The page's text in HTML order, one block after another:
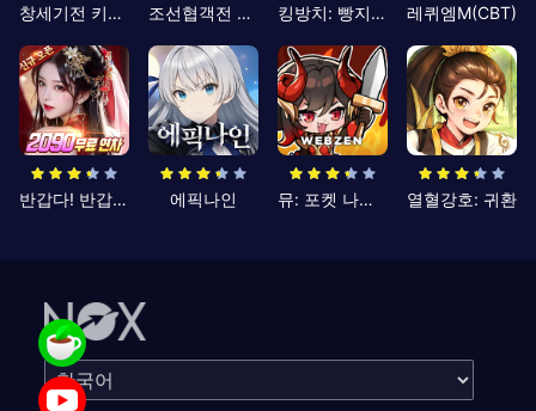
창세기전 키우기 조선협객전 클래식 킹방치: 빵지의 제왕 레퀴엠M(CBT)
반갑다! 반갑삼국지 에픽나인 뮤: 포켓 나이츠 열혈강호: 귀환